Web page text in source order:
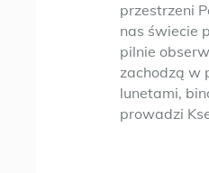
przestrzeni
nas świecie
pilnie
zachodzą w
lunetami,
prowadzi